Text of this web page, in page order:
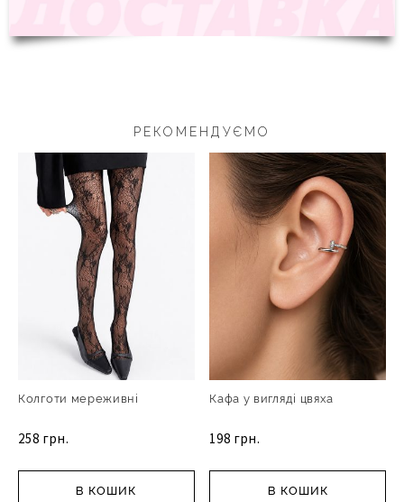
РЕКОМЕНДУЄМО
Колготи мереживні
258 грн.
В КОШИК
Кафа у вигляді цвяха
198 грн.
В КОШИК